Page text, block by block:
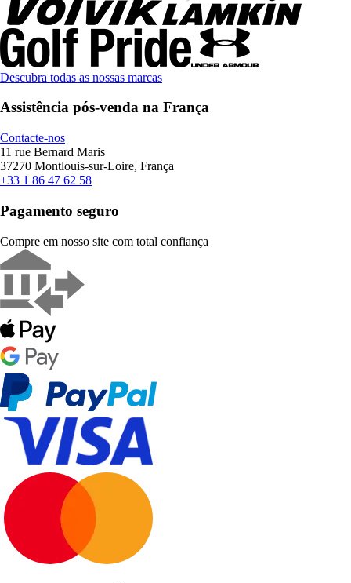
Descubra todas as nossas marcas
Assistência pós-venda na França
Contacte-nos
11 rue Bernard Maris
37270 Montlouis-sur-Loire, França
+33 1 86 47 62 58
Pagamento seguro
Compre em nosso site com total confiança